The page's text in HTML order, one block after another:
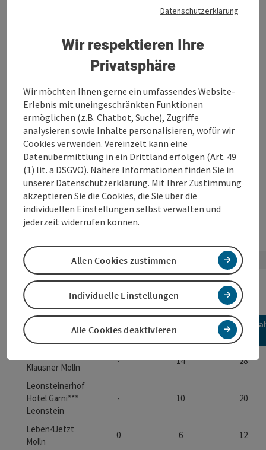
Hotel Juwel
Großraming
12
Gasthof
Ortbauerngut
Reichraming
1 10
Landhaus
Obersteinriegl
Gaflenz
- 5
Großkandlerhaus
Garsten
2
Brunnbachschule
215
Steyrtal Bettenkapazität
Einzelzimmer Doppelzimmer
Betten
Klausner Molln
- 14 28
Leonsteinerhof
Hotel Garni***
Leonstein
- 10 20
Leben4Jetzt
Molln
0 6 12
Datenschutzerklärung
Wir respektieren Ihre
Privatsphäre
Wir möchten Ihnen gerne ein umfassendes Website-
Erlebnis mit uneingeschränkten Funktionen
ermöglichen (z.B. Chatbot, Suche), Zugriffe
analysieren sowie Inhalte personalisieren, wofür wir
Cookies verwenden. Vereinzelt kann eine
Datenübermittlung in ein Drittland erfolgen (Art. 49
(1) lit. a DSGVO). Nähere Informationen finden Sie in
unserer Datenschutzerklärung. Mit Ihrer Zustimmung
akzeptieren Sie die Cookies, die Sie über die
individuellen Einstellungen selbst verwalten und
jederzeit widerrufen können.
Alle Cookies deaktivieren
Individuelle Einstellungen
Allen Cookies zustimmen